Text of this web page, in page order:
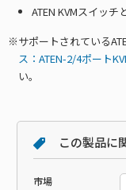
ATEN KVMスイッ
サポートされている
ス：ATEN-2/4ポート
い。
この製品に
市場